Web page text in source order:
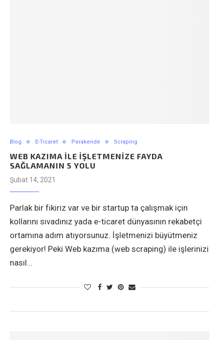
Blog E-Ticaret Perakende Scraping
WEB KAZIMA İLE İŞLETMENİZE FAYDA
SAĞLAMANIN 5 YOLU
Şubat 14, 2021
Parlak bir fikiriz var ve bir startup ta çalışmak için
kollarını sıvadınız yada e-ticaret dünyasının rekabetçi
ortamına adım atıyorsunuz. İşletmenizi büyütmeniz
gerekiyor! Peki Web kazıma (web scraping) ile işlerinizi
nasıl…